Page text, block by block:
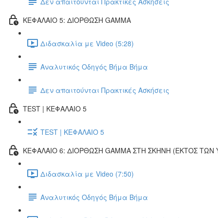
ΚΕΦΑΛΑΙΟ 5: ΔΙΟΡΘΩΣΗ GAMMA
Διδασκαλία με Video (5:28)
Αναλυτικός Οδηγός Βήμα Βήμα
Δεν απαιτούνται Πρακτικές Ασκήσεις
TEST | ΚΕΦΑΛΑΙΟ 5
TEST | ΚΕΦΑΛΑΙΟ 5
ΚΕΦΑΛΑΙΟ 6: ΔΙΟΡΘΩΣΗ GAMMA ΣΤΗ ΣΚΗΝΗ (ΕΚΤOΣ
Διδασκαλία με Video (7:50)
Αναλυτικός Οδηγός Βήμα Βήμα